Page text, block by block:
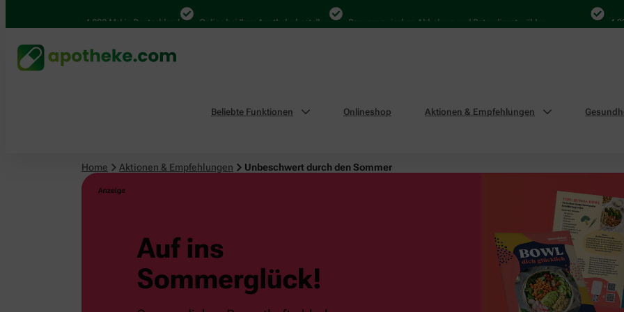
4.000 Mal in Deutschland Online bei Ihrer Apotheke bestellen Bequem zwischen Abholung und Botendienst wählen 4.000
Beliebte Funktionen Onlineshop Aktionen & Empfehlungen
Home Aktionen & Empfehlungen Unbeschwert durch den Sommer